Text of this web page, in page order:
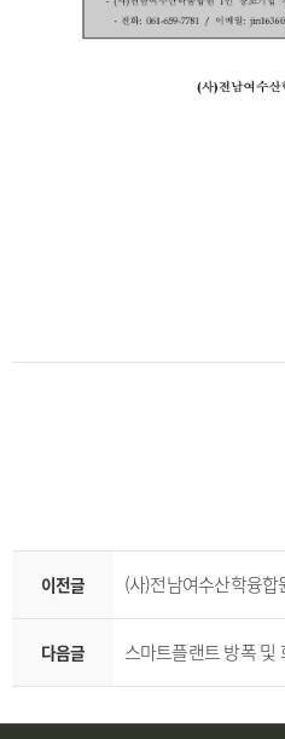
이전글
다음글